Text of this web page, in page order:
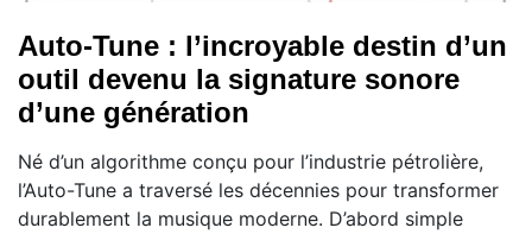
Auto-Tune : l’incroyable destin d’un
outil devenu la signature sonore
d’une génération
Né d’un algorithme conçu pour l’industrie pétrolière,
l’Auto-Tune a traversé les décennies pour transformer
durablement la musique moderne. D’abord simple